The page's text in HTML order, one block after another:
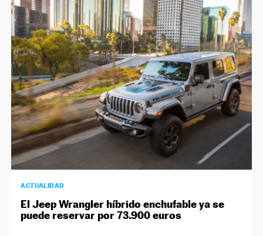
NEWSLETTER
SÍGUENOS
ACTUALIDAD
El Jeep Wrangler híbrido enchufable ya se
puede reservar por 73.900 euros